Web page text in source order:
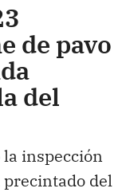
de pavo
del
inspección
del